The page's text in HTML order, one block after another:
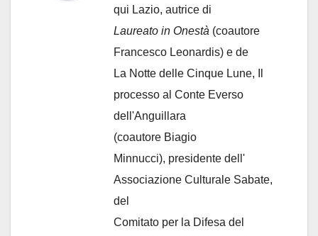
qui Lazio, autrice di
Laureato in Onestà (coautore
Francesco Leonardis) e de
La Notte delle Cinque Lune, Il
processo al Conte Everso
dell'Anguillara
(coautore Biagio
Minnucci), presidente dell'
Associazione Culturale Sabate,
del
Comitato per la Difesa del